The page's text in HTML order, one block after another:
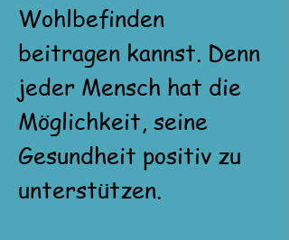
Wohlbefinden
beitragen kannst. Denn
jeder Mensch hat die
Möglichkeit, seine
Gesundheit positiv zu
unterstützen.